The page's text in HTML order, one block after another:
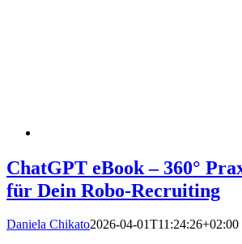
ChatGPT eBook – 360°
für Dein Robo-Recruiting
Daniela Chikato2026-04-01T11:24:26+02:00